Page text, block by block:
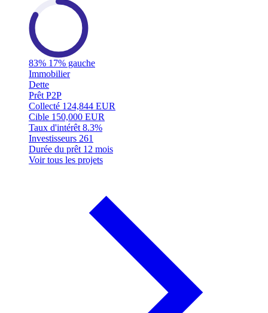
83% 17% gauche
Immobilier
Dette
Prêt P2P
Collecté 124,844 EUR
Cible 150,000 EUR
Taux d'intérêt 8.3%
Investisseurs 261
Durée du prêt 12 mois
Voir tous les projets